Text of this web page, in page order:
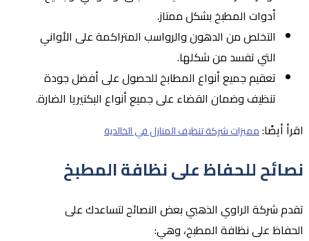
أدوات المطبخ بشكل ممتاز.
التخلص من الدهون والرواسب المتراكمة على الأواني
التي تفسد من شكلها.
تعقيم جميع أنواع المطابخ للحصول على أفضل جودة
تنظيف وضمان القضاء على جميع أنواع البكتيريا الضارة.
اقرأ أيضًا:مميزات شركة تنظيف المنازل في الخالدية
نصائح للحفاظ على نظافة المطبخ
تقدم شركة الراوي الذهبي بعض النصائح لتساعدك على
الحفاظ على نظافة المطبخ، وهي: